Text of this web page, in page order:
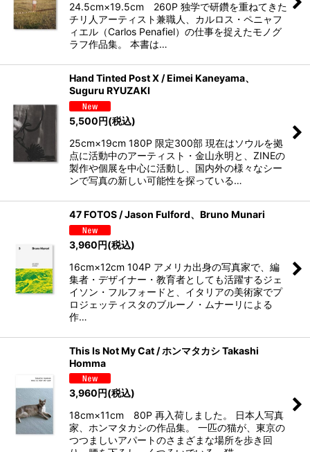
24.5cm×19.5cm 260P 独学で研鑽を重ねてきた
チリ人アーティスト兼職人、カルロス・ペニャフ
ィエル（Carlos Penafiel）の仕事を捉えたモノグ
ラフ作品集。 本書は…
Hand Tinted Post X / Eimei Kaneyama、
Suguru RYUZAKI
5,500円(税込)
25cm×19cm 180P 限定300部 現在はソウルを拠
点に活動中のアーティスト・金山永明と、ZINEの
製作や個展を中心に活動し、国内外の様々なシー
ンで写真の新しい可能性を探っている…
47 FOTOS / Jason Fulford、Bruno Munari
3,960円(税込)
16cm×12cm 104P アメリカ出身の写真家で、編
集者・デザイナー・教育者としても活躍するジェ
イソン・フルフォードと、イタリアの美術家でプ
ロジェッティスタのブルーノ・ムナーリによる
作…
This Is Not My Cat / ホンマタカシ Takashi
Homma
3,960円(税込)
18cm×11cm 80P 再入荷しました。 日本人写真
家、ホンマタカシの作品集。 一匹の猫が、東京の
つつましいアパートのさまざまな場所を歩き回